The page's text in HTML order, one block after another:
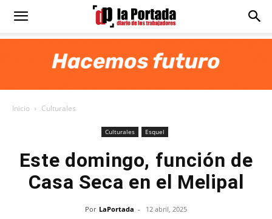
Diario
Inicio Culturales
Culturales Esquel
Este domingo, función de
Casa Seca en el Melipal
Por LaPortada - 12 abril, 2025